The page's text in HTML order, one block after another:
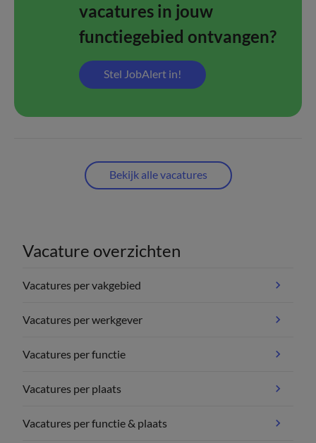
vacatures in jouw
functiegebied ontvangen?
Stel JobAlert in!
Bekijk alle vacatures
Vacature overzichten
Vacatures per vakgebied
Vacatures per werkgever
Vacatures per functie
Vacatures per plaats
Vacatures per functie & plaats